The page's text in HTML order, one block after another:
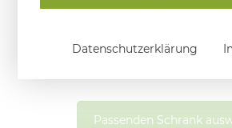
überdauert, und schaffen ein
miteinander verbindet.
Passenden Schrank
Datenschutzerklärung